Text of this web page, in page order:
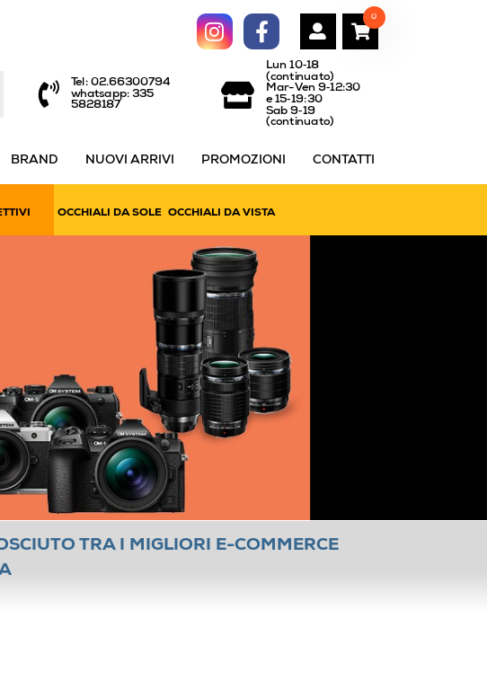
Tel: 02.66300794
whatsapp: 335
5828187
Lun 10‑18
(continuato)
Mar-Ven 9‑12:30
e 15‑19:30
Sab 9‑19
(continuato)
BRAND NUOVI ARRIVI PROMOZIONI CONTATTI
0
OCCHIALI DA SOLE OCCHIALI DA VISTA
TRA I MIGLIORI E-COMMERCE